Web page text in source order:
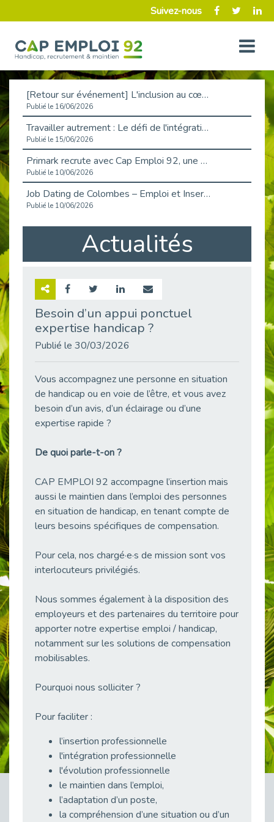
Suivez-nous
[Retour sur événement] L'inclusion au cœur de la Place de l'Emploi à La Défense !
Publié le 16/06/2026
Travailler autrement : Le défi de l'intégration des maladies chroniques en entreprise
Publié le 15/06/2026
Primark recrute avec Cap Emploi 92, une matinée couronnée de succès !
Publié le 10/06/2026
Job Dating de Colombes – Emploi et Insertion
Publié le 10/06/2026
Aborder l'entretien et la situation de handicap en toute confiance
Publié le 09/06/2026
Retour sur l’atelier « Optimiser sa recherche d’emploi »
Et si le handicap ne définissait plus la carrière ?
« Confiance en soi et acceptation du handicap » : un levier puissant vers l’emploi
Publié le 22/05/2026
CAP EMPLOI 92 : L’inclusion portée à son sommet, bien au-delà des quotas
38 vidéos pour comprendre et agir durablement
Publié le 04/05/2026
Publié le 04/05/2026
Publié le 01/05/2026
Témoignage : Le parcours de Marc, 44 ans
Publié le 27/04/2026
Mobilisation pour l’alternance et le handicap
Publié le 24/04/2026
Actualités
Besoin d’un appui ponctuel
expertise handicap ?
Publié le 30/03/2026
Vous accompagnez une personne en situation
de handicap ou en voie de l’être, et vous avez
besoin d’un avis, d’un éclairage ou d’une
expertise rapide ?
De quoi parle-t-on ?
CAP EMPLOI 92 accompagne l’insertion mais
aussi le maintien dans l’emploi des personnes
en situation de handicap, en tenant compte de
leurs besoins spécifiques de compensation.
Pour cela, nos chargé·e·s de mission sont vos
interlocuteurs privilégiés.
Nous sommes également à la disposition des
employeurs et des partenaires du territoire pour
apporter notre expertise emploi / handicap,
notamment sur les solutions de compensation
mobilisables.
Pourquoi nous solliciter ?
Pour faciliter :
l’insertion professionnelle
l'intégration professionnelle
l'évolution professionnelle
le maintien dans l’emploi,
l’adaptation d’un poste,
la compréhension d’une situation ou d’un